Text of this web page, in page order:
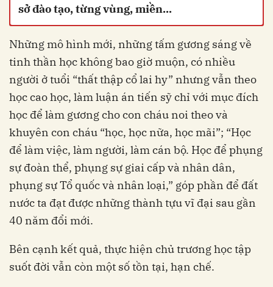
sở đào tạo, từng vùng, miền...
Những mô hình mới, những tấm gương sáng về
tinh thần học không bao giờ muộn, có nhiều
người ở tuổi “thất thập cổ lai hy” nhưng vẫn theo
học cao học, làm luận án tiến sỹ chỉ với mục đích
học để làm gương cho con cháu noi theo và
khuyên con cháu “học, học nữa, học mãi”; “Học
để làm việc, làm người, làm cán bộ. Học để phụng
sự đoàn thể, phụng sự giai cấp và nhân dân,
phụng sự Tổ quốc và nhân loại,” góp phần để đất
nước ta đạt được những thành tựu vĩ đại sau gần
40 năm đổi mới.
Bên cạnh kết quả, thực hiện chủ trương học tập
suốt đời vẫn còn một số tồn tại, hạn chế.